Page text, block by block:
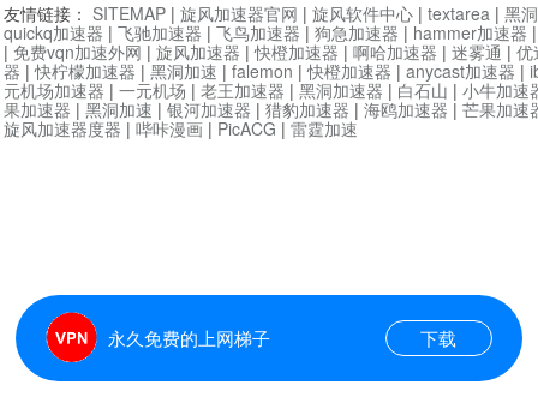
永久免费的上网梯子 下载
友情链接： SITEMAP | 旋风加速器官网 | 旋风软件中心 | textarea | 黑
quickq加速器 | 飞驰加速器 | 飞鸟加速器 | 狗急加速器 | hammer加速器
| 免费vqn加速外网 | 旋风加速器 |快橙加速器 | 啊哈加速器 | 迷雾通 | 优
器 |快柠檬加速器 | 黑洞加速 | falemon |快橙加速器 | anycast加速器 |
元机场加速器 | 一元机场 | 老王加速器 | 黑洞加速器 | 白石山 | 小牛加速
果加速器 | 黑洞加速 | 银河加速器 | 猎豹加速器 | 海鸥加速器 | 芒果加速
旋风加速器度器 | 哔咔漫画 | PicACG | 雷霆加速